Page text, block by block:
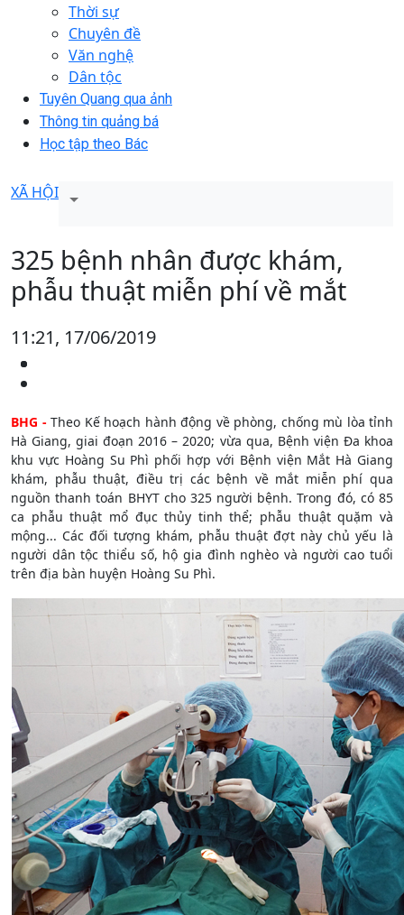
Thời sự
Chuyên đề
Văn nghệ
Dân tộc
Tuyên Quang qua ảnh
Thông tin quảng bá
Học tập theo Bác
XÃ HỘI
325 bệnh nhân được khám,
phẫu thuật miễn phí về mắt
11:21, 17/06/2019
BHG - Theo Kế hoạch hành động về phòng, chống mù lòa tỉnh
Hà Giang, giai đoạn 2016 – 2020; vừa qua, Bệnh viện Đa khoa
khu vực Hoàng Su Phì phối hợp với Bệnh viện Mắt Hà Giang
khám, phẫu thuật, điều trị các bệnh về mắt miễn phí qua
nguồn thanh toán BHYT cho 325 người bệnh. Trong đó, có 85
ca phẫu thuật mổ đục thủy tinh thể; phẫu thuật quặm và
mộng... Các đối tượng khám, phẫu thuật đợt này chủ yếu là
người dân tộc thiểu số, hộ gia đình nghèo và người cao tuổi
trên địa bàn huyện Hoàng Su Phì.